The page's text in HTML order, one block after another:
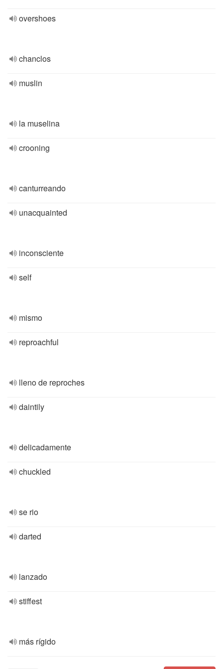
overshoes
chanclos
muslin
la muselina
crooning
canturreando
unacquainted
inconsciente
self
mismo
reproachful
lleno de reproches
daintily
delicadamente
chuckled
se rio
darted
lanzado
stiffest
más rígido